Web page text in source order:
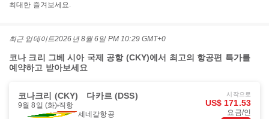
최대한 즐겨보세요.
최근 업데이트2026년 8월 6일 PM 10:29 GMT+0
코나 크리 그베 시아 국제 공항 (CKY)에서 최고의 항공편 특가를
예약하고 받아보세요
코나크리 (CKY) 다카르 (DSS)
9월 8일 (화) 직항
세네갈항공
시작으로
US$ 171.53
요금/인